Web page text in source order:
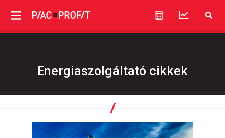
Energiaszolgáltató cikkek